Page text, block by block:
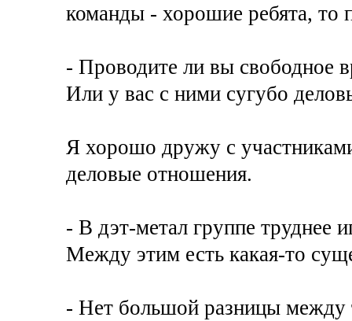
команды - хорошие ребята, то
- Проводите ли вы свободное
Или у вас с ними сугубо
Я хорошо дружу с
деловые отношения.
- В дэт-метал группе труднее
Между этим есть какая-то
- Нет большой разницы между